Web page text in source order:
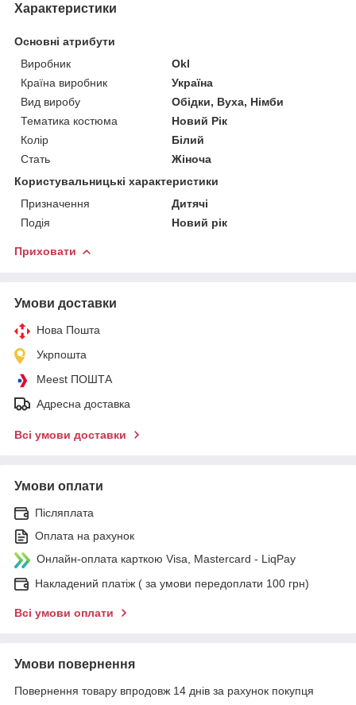
Характеристики
Основні атрибути
Виробник
Okl
Країна виробник
Україна
Вид виробу
Обідки, Вуха, Німби
Тематика костюма
Новий Рік
Колір
Білий
Стать
Жіноча
Користувальницькі характеристики
Призначення
Дитячі
Подія
Новий рік
Приховати
Умови доставки
Нова Пошта
Укрпошта
Meest ПОШТА
Адресна доставка
Всі умови доставки
Умови оплати
Післяплата
Оплата на рахунок
Онлайн-оплата карткою Visa, Mastercard - LiqPay
Накладений платіж ( за умови передоплати 100 грн)
Всі умови оплати
Умови повернення
Повернення товару впродовж 14 днів за рахунок покупця